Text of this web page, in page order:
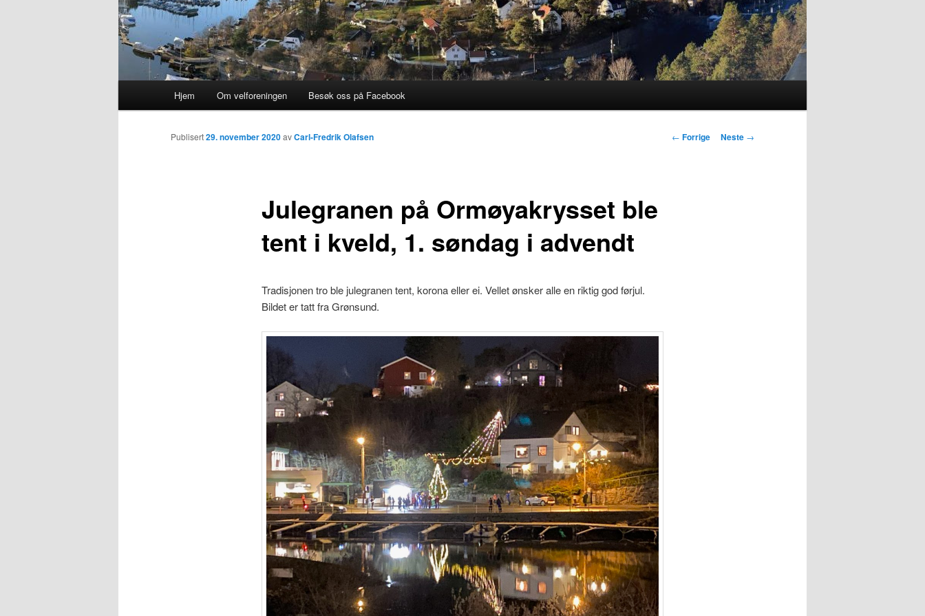
Hjem Om velforeningen Besøk oss på Facebook
Innleggsnavigasjon
← Forrige Neste →
Julegranen på Ormøyakrysset ble
tent i kveld, 1. søndag i advendt
Publisert29. november 2020avCarl-Fredrik Olafsen
Tradisjonen tro ble julegranen tent, korona eller ei. Vellet ønsker alle en riktig god førjul.
Bildet er tatt fra Grønsund.